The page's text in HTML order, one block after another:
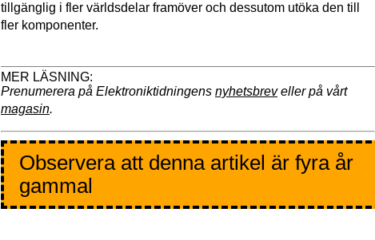
tillgänglig i fler världsdelar framöver och dessutom utöka den till
fler komponenter.
Prenumerera på Elektroniktidningens nyhetsbreveller på vårt
magasin.
Observera att denna artikel är fyra år
gammal